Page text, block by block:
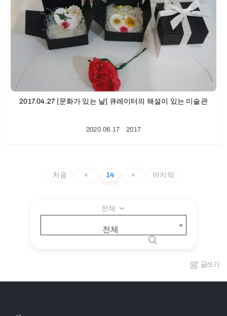
2017.04.27 [문화가 있는 날] 큐레이터의 해설이 있는 미술관
2020.06.17ㆍ2017
처음 « 14 » 마지막
전체
전체
글쓰기